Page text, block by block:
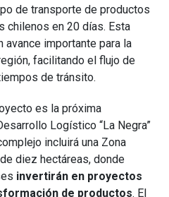
de transporte de productos
chilenos en 20 días. Esta
avance importante para la
facilitando el flujo de
de tránsito.
es la próxima
Logístico “La Negra”
incluirá una Zona
diez hectáreas, donde
invertirán en proyectos
de productos. El